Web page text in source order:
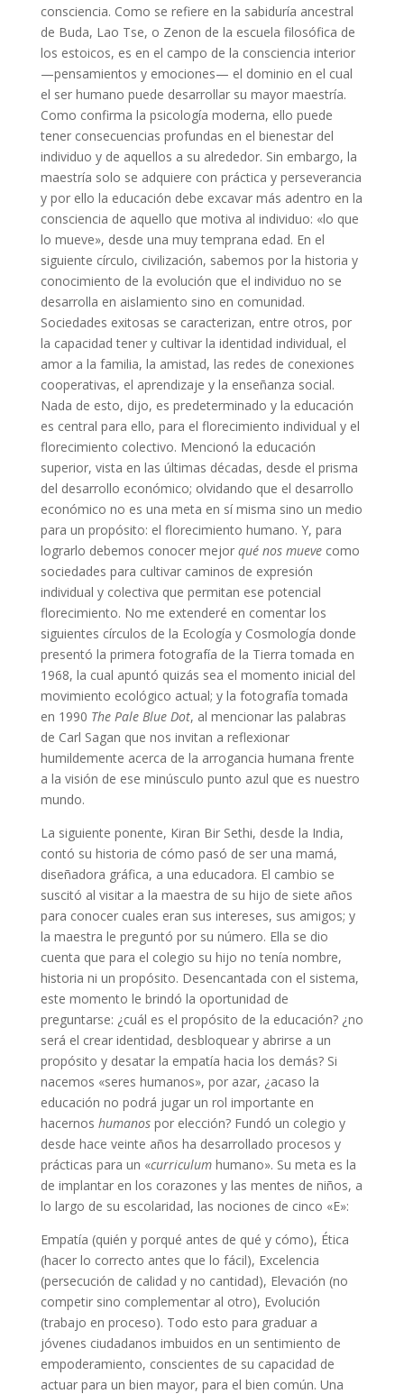
consciencia. Como se refiere en la sabiduría ancestral
de Buda, Lao Tse, o Zenon de la escuela filosófica de
los estoicos, es en el campo de la consciencia interior
—pensamientos y emociones— el dominio en el cual
el ser humano puede desarrollar su mayor maestría.
Como confirma la psicología moderna, ello puede
tener consecuencias profundas en el bienestar del
individuo y de aquellos a su alrededor. Sin embargo, la
maestría solo se adquiere con práctica y perseverancia
y por ello la educación debe excavar más adentro en la
consciencia de aquello que motiva al individuo: «lo que
lo mueve», desde una muy temprana edad. En el
siguiente círculo, civilización, sabemos por la historia y
conocimiento de la evolución que el individuo no se
desarrolla en aislamiento sino en comunidad.
Sociedades exitosas se caracterizan, entre otros, por
la capacidad tener y cultivar la identidad individual, el
amor a la familia, la amistad, las redes de conexiones
cooperativas, el aprendizaje y la enseñanza social.
Nada de esto, dijo, es predeterminado y la educación
es central para ello, para el florecimiento individual y el
florecimiento colectivo. Mencionó la educación
superior, vista en las últimas décadas, desde el prisma
del desarrollo económico; olvidando que el desarrollo
económico no es una meta en sí misma sino un medio
para un propósito: el florecimiento humano. Y, para
lograrlo debemos conocer mejor qué nos muevecomo
sociedades para cultivar caminos de expresión
individual y colectiva que permitan ese potencial
florecimiento. No me extenderé en comentar los
siguientes círculos de la Ecología y Cosmología donde
presentó la primera fotografía de la Tierra tomada en
1968, la cual apuntó quizás sea el momento inicial del
movimiento ecológico actual; y la fotografía tomada
en 1990 The Pale Blue Dot, al mencionar las palabras
de Carl Sagan que nos invitan a reflexionar
humildemente acerca de la arrogancia humana frente
a la visión de ese minúsculo punto azul que es nuestro
mundo.
La siguiente ponente, Kiran Bir Sethi, desde la India,
contó su historia de cómo pasó de ser una mamá,
diseñadora gráfica, a una educadora. El cambio se
suscitó al visitar a la maestra de su hijo de siete años
para conocer cuales eran sus intereses, sus amigos; y
la maestra le preguntó por su número. Ella se dio
cuenta que para el colegio su hijo no tenía nombre,
historia ni un propósito. Desencantada con el sistema,
este momento le brindó la oportunidad de
preguntarse: ¿cuál es el propósito de la educación? ¿no
será el crear identidad, desbloquear y abrirse a un
propósito y desatar la empatía hacia los demás? Si
nacemos «seres humanos», por azar, ¿acaso la
educación no podrá jugar un rol importante en
hacernos humanospor elección? Fundó un colegio y
desde hace veinte años ha desarrollado procesos y
prácticas para un «curriculumhumano». Su meta es la
de implantar en los corazones y las mentes de niños, a
lo largo de su escolaridad, las nociones de cinco «E»:
Empatía (quién y porqué antes de qué y cómo), Ética
(hacer lo correcto antes que lo fácil), Excelencia
(persecución de calidad y no cantidad), Elevación (no
competir sino complementar al otro), Evolución
(trabajo en proceso). Todo esto para graduar a
jóvenes ciudadanos imbuidos en un sentimiento de
empoderamiento, conscientes de su capacidad de
actuar para un bien mayor, para el bien común. Una